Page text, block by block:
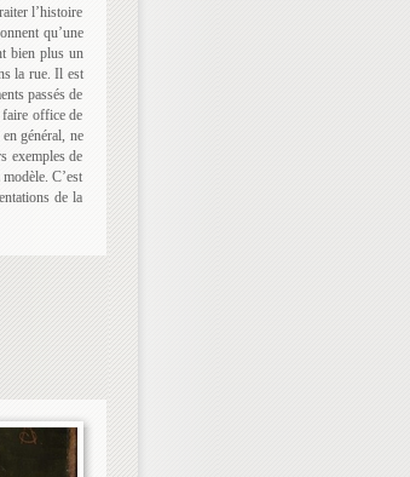
l’histoire
qu’une
bien plus un
la rue. Il est
passés de
faire office de
général, ne
exemples de
C’est
de la